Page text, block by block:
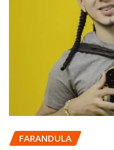
FARANDULA